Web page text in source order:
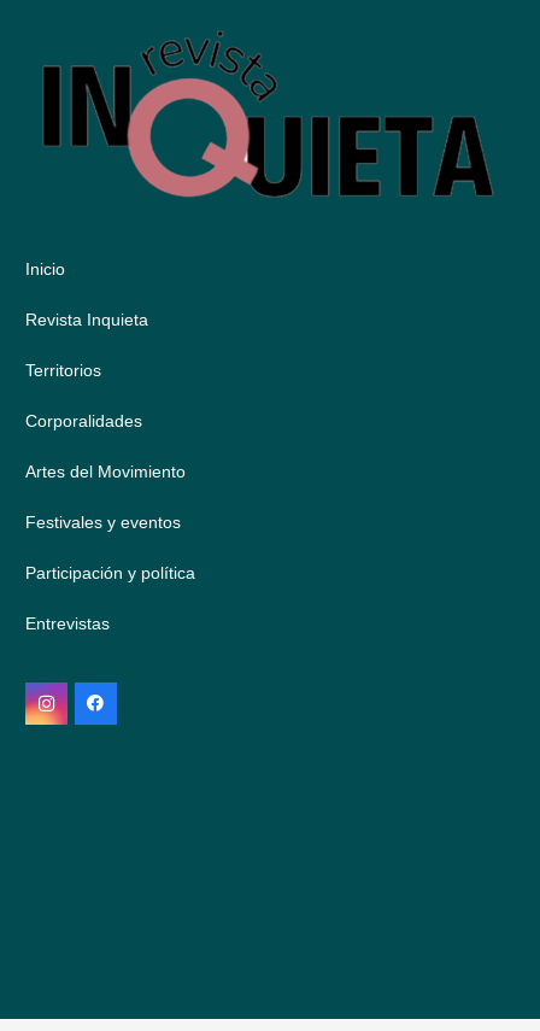
Inicio
Revista Inquieta
Territorios
Corporalidades
Artes del Movimiento
Festivales y eventos
Participación y política
Entrevistas